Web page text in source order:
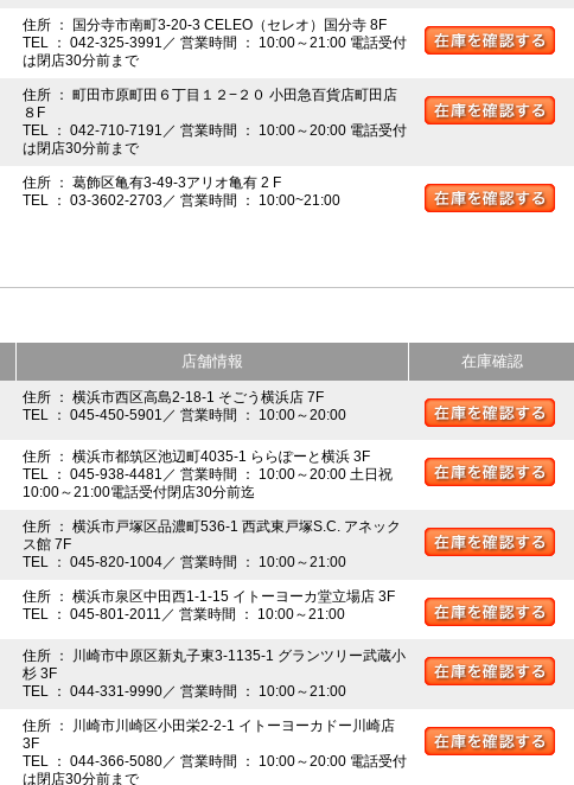
住所 ： 国分寺市南町3-20-3 CELEO（セレオ）国分寺 8F
TEL ： 042-325-3991／ 営業時間 ： 10:00～21:00 電話受付
は閉店30分前まで
住所 ： 町田市原町田６丁目１２−２０ 小田急百貨店町田店
８F
TEL ： 042-710-7191／ 営業時間 ： 10:00～20:00 電話受付
は閉店30分前まで
住所 ： 葛飾区亀有3-49-3アリオ亀有 2 F
TEL ： 03-3602-2703／ 営業時間 ： 10:00~21:00
店舗情報 在庫確認
住所 ： 横浜市西区高島2-18-1 そごう横浜店 7F
TEL ： 045-450-5901／ 営業時間 ： 10:00～20:00
住所 ： 横浜市都筑区池辺町4035-1 ららぽーと横浜 3F
TEL ： 045-938-4481／ 営業時間 ： 10:00～20:00 土日祝
10:00～21:00電話受付閉店30分前迄
住所 ： 横浜市戸塚区品濃町536-1 西武東戸塚S.C. アネック
ス館 7F
TEL ： 045-820-1004／ 営業時間 ： 10:00～21:00
住所 ： 横浜市泉区中田西1-1-15 イトーヨーカ堂立場店 3F
TEL ： 045-801-2011／ 営業時間 ： 10:00～21:00
住所 ： 川崎市中原区新丸子東3-1135-1 グランツリー武蔵小
杉 3F
TEL ： 044-331-9990／ 営業時間 ： 10:00～21:00
住所 ： 川崎市川崎区小田栄2-2-1 イトーヨーカドー川崎店
3F
TEL ： 044-366-5080／ 営業時間 ： 10:00～20:00 電話受付
は閉店30分前まで